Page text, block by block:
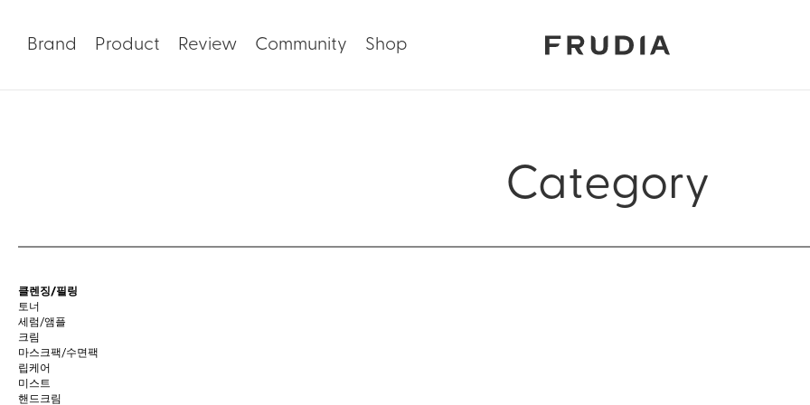
Brand Product Review Community Shop
Category
클렌징/필링
토너
세럼/앰플
크림
마스크팩/수면팩
립케어
미스트
핸드크림